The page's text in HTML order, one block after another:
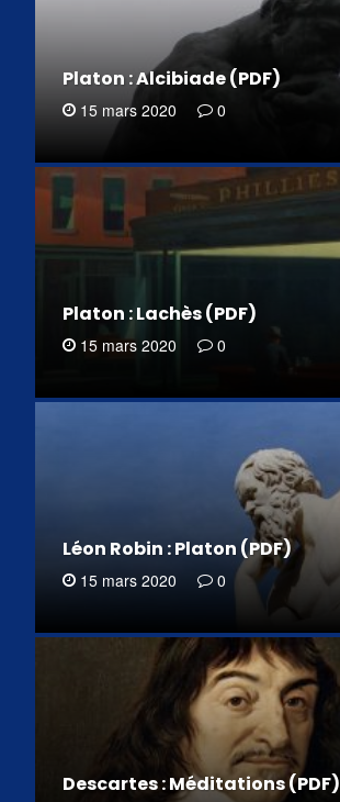
Platon : Alcibiade (PDF)
15 mars 2020 0
Platon : Lachès (PDF)
15 mars 2020 0
Léon Robin : Platon (PDF)
15 mars 2020 0
Descartes : Méditations (PDF)